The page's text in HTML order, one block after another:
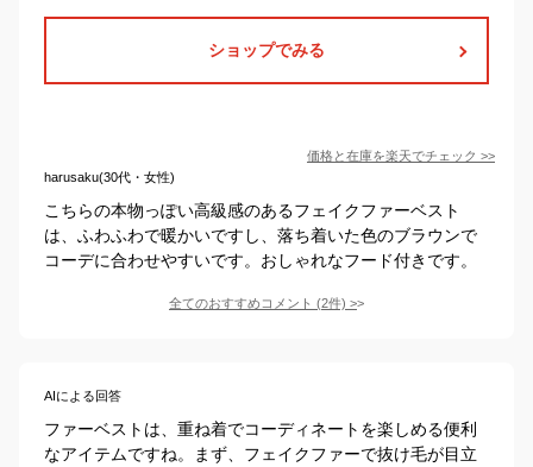
ショップでみる
価格と在庫を楽天でチェック >>
harusaku(30代・女性)
こちらの本物っぽい高級感のあるフェイクファーベスト
は、ふわふわで暖かいですし、落ち着いた色のブラウンで
コーデに合わせやすいです。おしゃれなフード付きです。
全てのおすすめコメント (2件) >
AIによる回答
ファーベストは、重ね着でコーディネートを楽しめる便利
なアイテムですね。まず、フェイクファーで抜け毛が目立